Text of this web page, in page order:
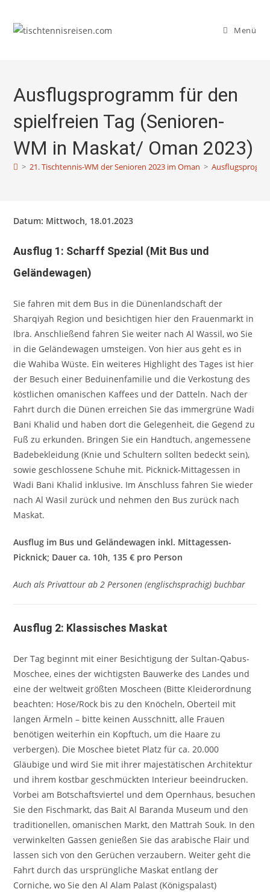
Inhalt
springen
Menü
Ausflugsprogramm für den
spielfreien Tag (Senioren-
WM in Maskat/ Oman 2023)
> 21. Tischtennis-WM der Senioren 2023 im Oman >
Datum: Mittwoch, 18.01.2023
Ausflug 1: Scharff Spezial (Mit Bus und
Geländewagen)
Sie fahren mit dem Bus in die Dünenlandschaft der
Sharqiyah Region und besichtigen hier den Frauenmarkt in
Ibra. Anschließend fahren Sie weiter nach Al Wassil, wo Sie
in die Geländewagen umsteigen. Von hier aus geht es in
die Wahiba Wüste. Ein weiteres Highlight des Tages ist hier
der Besuch einer Beduinenfamilie und die Verkostung des
köstlichen omanischen Kaffees und der Datteln. Nach der
Fahrt durch die Dünen erreichen Sie das immergrüne Wadi
Bani Khalid und haben dort die Gelegenheit, die Gegend zu
Fuß zu erkunden. Bringen Sie ein Handtuch, angemessene
Badebekleidung (Knie und Schultern sollten bedeckt sein),
sowie geschlossene Schuhe mit. Picknick-Mittagessen in
Wadi Bani Khalid inklusive. Im Anschluss fahren Sie wieder
nach Al Wasil zurück und nehmen den Bus zurück nach
Maskat.
Ausflug im Bus und Geländewagen inkl. Mittagessen-
Picknick; Dauer ca. 10h, 135 € pro Person
Auch als Privattour ab 2 Personen (englischsprachig) buchbar
Ausflug 2: Klassisches Maskat
Der Tag beginnt mit einer Besichtigung der Sultan-Qabus-
Moschee, eines der wichtigsten Bauwerke des Landes und
eine der weltweit größten Moscheen (Bitte Kleiderordnung
beachten: Hose/Rock bis zu den Knöcheln, Oberteil mit
langen Ärmeln – bitte keinen Ausschnitt, alle Frauen
benötigen weiterhin ein Kopftuch, um die Haare zu
verbergen). Die Moschee bietet Platz für ca. 20.000
Gläubige und wird Sie mit ihrer majestätischen Architektur
und ihrem kostbar geschmückten Interieur beeindrucken.
Vorbei am Botschaftsviertel und dem Opernhaus, besuchen
Sie den Fischmarkt, das Bait Al Baranda Museum und den
traditionellen, omanischen Markt, den Mattrah Souk. In den
verwinkelten Gassen genießen Sie das arabische Flair und
lassen sich von den Gerüchen verzaubern. Weiter geht die
Fahrt durch das ursprüngliche Maskat entlang der
Corniche, wo Sie den Al Alam Palast (Königspalast)